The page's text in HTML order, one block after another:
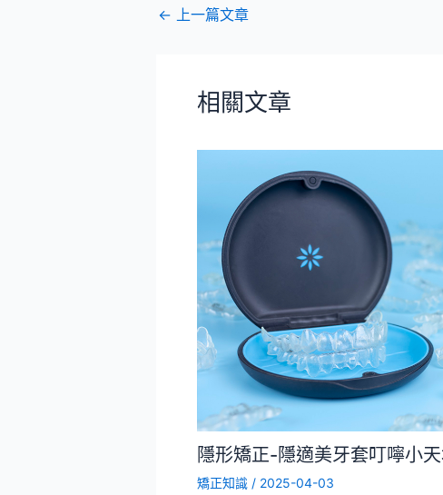
← 上一篇文章
相關文章
隱形矯正-隱適美牙套叮嚀小
矯正知識 / 2025-04-03